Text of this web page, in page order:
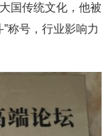
国传统文化，他被
”称号，行业影响力